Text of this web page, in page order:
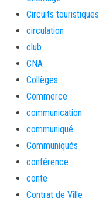
Circuits touristiques
circulation
club
CNA
Collèges
Commerce
communication
communiqué
Communiqués
conférence
conte
Contrat de Ville